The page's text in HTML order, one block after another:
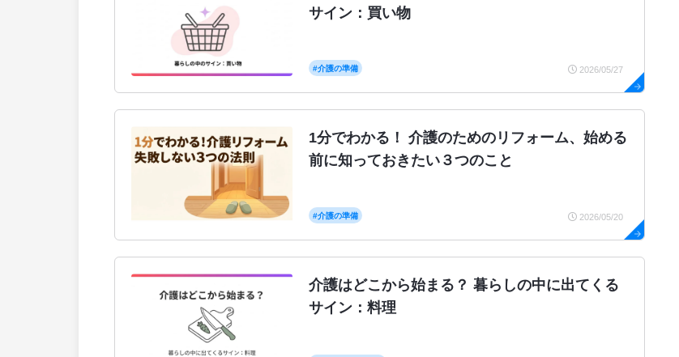
サイン：買い物
#介護の準備 2026/05/27
1分でわかる！ 介護のためのリフォーム、始める
前に知っておきたい３つのこと
#介護の準備 2026/05/20
介護はどこから始まる？ 暮らしの中に出てくる
サイン：料理